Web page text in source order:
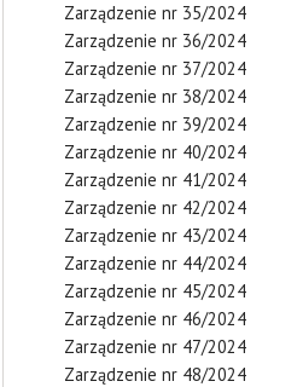
Zarządzenie nr 35/2024
Zarządzenie nr 36/2024
Zarządzenie nr 37/2024
Zarządzenie nr 38/2024
Zarządzenie nr 39/2024
Zarządzenie nr 40/2024
Zarządzenie nr 41/2024
Zarządzenie nr 42/2024
Zarządzenie nr 43/2024
Zarządzenie nr 44/2024
Zarządzenie nr 45/2024
Zarządzenie nr 46/2024
Zarządzenie nr 47/2024
Zarządzenie nr 48/2024